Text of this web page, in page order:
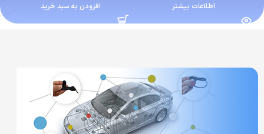
اطلاعات بیشتر افزودن به سبد خرید